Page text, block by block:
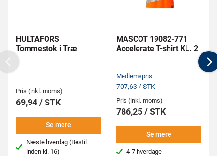
HULTAFORS
Tommestok i Træ
Pris (inkl. moms)
69,94 / STK
Se mere
Næste hverdag (Bestil
inden kl. 16)
MASCOT 19082-771
Accelerate T-shirt KL. 2
Medlemspris
707,63 / STK
Pris (inkl. moms)
786,25 / STK
Se mere
4-7 hverdage
Previous